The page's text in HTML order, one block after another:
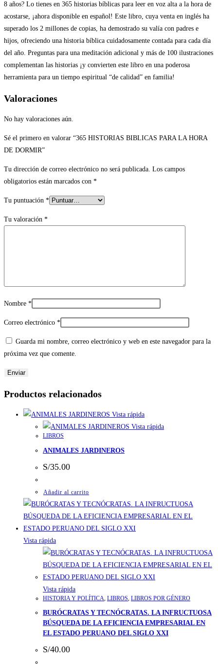
8 años? Lo tienes en 365 historias bíblicas para leer en voz alta a la hora de
acostarse, ¡ahora disponible en español! Este libro, cuya venta en inglés ha
superado los 2 millones de copias, ha demostrado su valía con padres e
hijos, ofreciendo una historia bíblica cuidadosamente contada para cada día
del año. Preguntas para una meditación adicional y más de 100 ilustraciones
complementan las historias ¡y convierten este libro en una poderosa
herramienta para un tiempo espiritual “de calidad” en familia!
Valoraciones
No hay valoraciones aún.
Sé el primero en valorar “365 HISTORIAS BIBLICAS PARA LA HORA
DE DORMIR”
Tu dirección de correo electrónico no será publicada. Los campos
obligatorios están marcados con *
Tu puntuación *
Tu valoración *
Nombre *
Correo electrónico *
Guarda mi nombre, correo electrónico y web en este navegador para la
próxima vez que comente.
Productos relacionados
Vista rápida
Vista rápida
LIBROS
ANIMALES JARDINEROS
S/35.00
Añadir al carrito
Vista rápida
Vista rápida
HISTORIA Y POLÍTICA LIBROS LIBROS POR GÉNERO
BURÓCRATAS Y TECNÓCRATAS. LA INFRUCTUOSA
BÚSQUEDA DE LA EFICIENCIA EMPRESARIAL EN
EL ESTADO PERUANO DEL SIGLO XXI
S/40.00